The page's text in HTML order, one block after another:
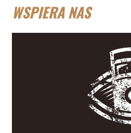
WSPIERA NAS